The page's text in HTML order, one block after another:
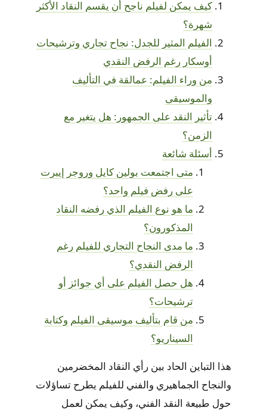
كيف يمكن لفيلم ناجح أن يقسم النقاد الأكثر
شهرة؟
الفيلم المثير للجدل: نجاح تجاري وترشيحات
أوسكار رغم الرفض النقدي
من وراء الفيلم: عمالقة في التأليف
والموسيقى
تأثير النقد على الجمهور: هل يتغير مع
الزمن؟
أسئلة شائعة
متى اجتمعت بولين كايل وروجر إيبرت
على رفض فيلم واحد؟
ما هو نوع الفيلم الذي رفضه النقاد
المذكورون؟
ما مدى النجاح التجاري للفيلم رغم
الرفض النقدي؟
هل حصل الفيلم على أي جوائز أو
ترشيحات؟
من قام بتأليف موسيقى الفيلم وكتابة
السيناريو؟
هذا التباين الحاد بين رأي النقاد المخضرمين
والنجاح الجماهيري والفني للفيلم يطرح تساؤلات
حول طبيعة النقد الفني، وكيف يمكن لعمل